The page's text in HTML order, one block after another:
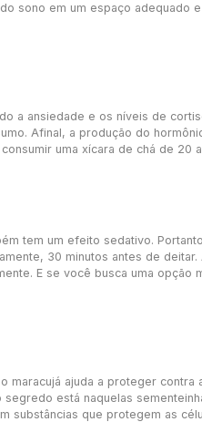
sono em um espaço adequado
a ansiedade e os níveis de
Afinal, a produção do
uma xícara de chá de 20
tem um efeito sedativo.
30 minutos antes de
E se você busca uma opção
maracujá ajuda a proteger contra
está naquelas
substâncias que protegem as